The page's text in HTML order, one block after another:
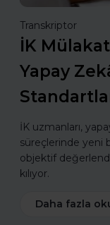
Transkriptor
İK
Yapay
İK uzmanları,
süreçlerinde yeni
objektif
kılıyor.
Daha fazla